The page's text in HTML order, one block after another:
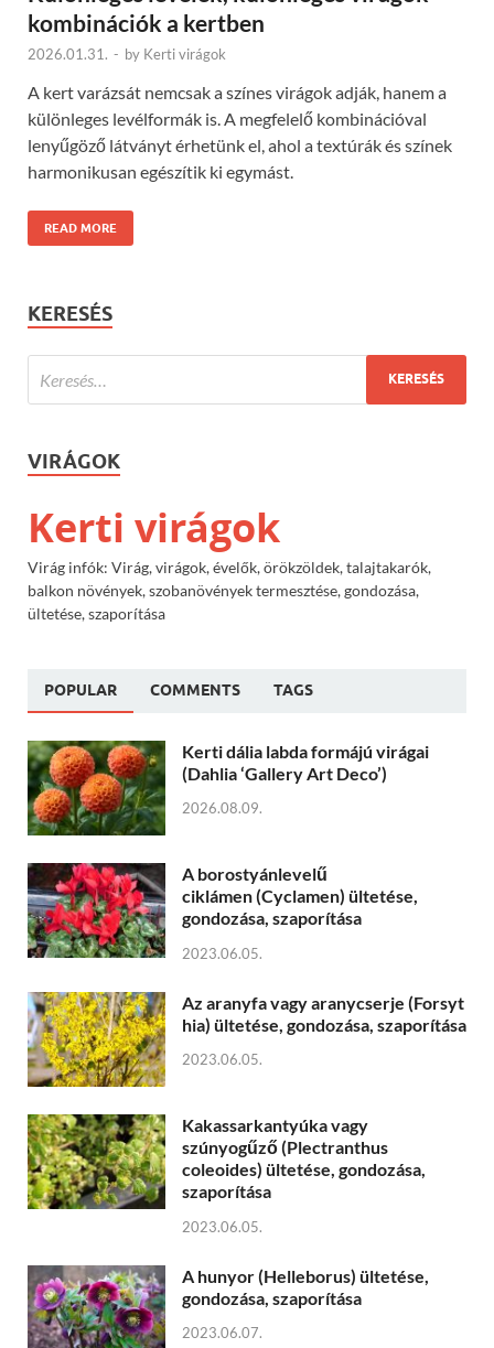
kombinációk a kertben
2026.01.31. - by Kerti virágok
A kert varázsát nemcsak a színes virágok adják, hanem a
különleges levélformák is. A megfelelő kombinációval
lenyűgöző látványt érhetünk el, ahol a textúrák és színek
harmonikusan egészítik ki egymást.
READ MORE
KERESÉS
VIRÁGOK
Kerti virágok
Virág infók: Virág, virágok, évelők, örökzöldek, talajtakarók,
balkon növények, szobanövények termesztése, gondozása,
ültetése, szaporítása
POPULAR COMMENTS TAGS
Kerti dália labda formájú virágai
(Dahlia ‘Gallery Art Deco’)
2026.08.09.
A borostyánlevelű
ciklámen (Cyclamen) ültetése,
gondozása, szaporítása
2023.06.05.
Az aranyfa vagy aranycserje (Forsyt
hia) ültetése, gondozása, szaporítása
2023.06.05.
Kakassarkantyúka vagy
szúnyogűző (Plectranthus
coleoides) ültetése, gondozása,
szaporítása
2023.06.05.
A hunyor (Helleborus) ültetése,
gondozása, szaporítása
2023.06.07.